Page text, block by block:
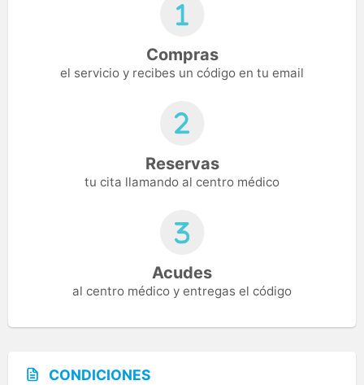
Compras
el servicio y recibes un código en tu email
Reservas
tu cita llamando al centro médico
Acudes
al centro médico y entregas el código
CONDICIONES